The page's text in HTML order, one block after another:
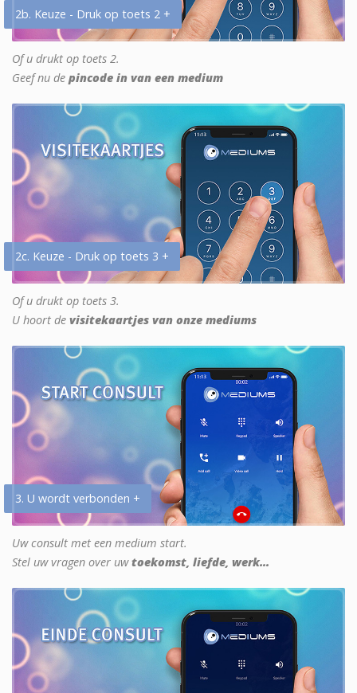
2b. Keuze - Druk op toets 2 +
Of u drukt op toets 2.
Geef nu de pincode in van een medium
2c. Keuze - Druk op toets 3 +
Of u drukt op toets 3.
U hoort de visitekaartjes van onze mediums
3. U wordt verbonden +
Uw consult met een medium start.
Stel uw vragen over uwtoekomst, liefde, werk...